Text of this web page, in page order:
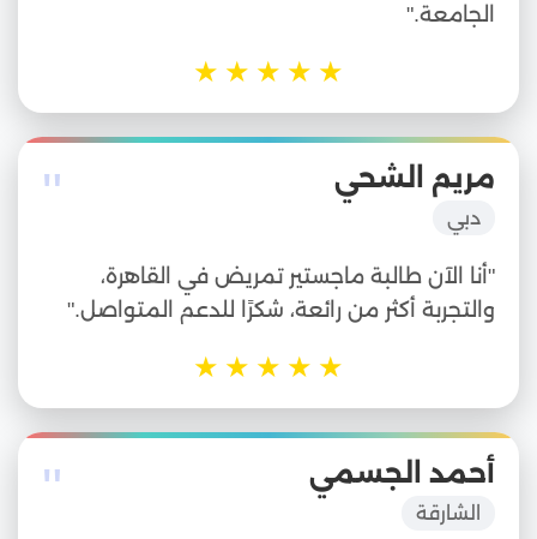
الجامعة."
★
★
★
★
★
" مريم الشحي
دبي
"أنا الآن طالبة ماجستير تمريض في القاهرة،
والتجربة أكثر من رائعة، شكرًا للدعم المتواصل."
★
★
★
★
★
" أحمد الجسمي
الشارقة